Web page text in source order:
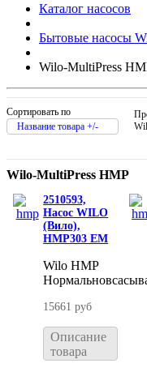
Каталог насосов
Бытовые насосы
Wilo-MultiPress
Сортировать по
Название товара +/-
Wilo-MultiPress HMP
2510593,
Насос WILO
(Вило),
HMP303 EM
Wilo HMP
15661 руб
Описание
товара